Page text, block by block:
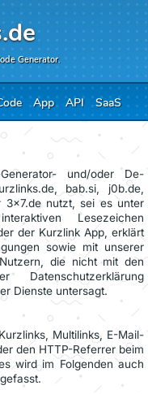
Generator.
App API SaaS
und/oder De-
bab.si, j0b.de,
3x7.de nutzt, sei es unter
Lesezeichen
der Kurzlink App, erklärt
sowie mit unserer
die nicht mit den
Dienste untersagt.
Multilinks, E-Mail-
den HTTP-Referrer beim
wird im Folgenden auch